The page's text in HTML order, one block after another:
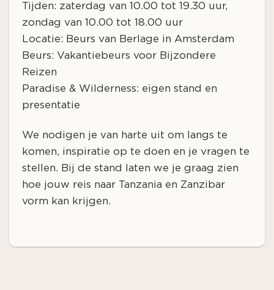
Tijden: zaterdag van 10.00 tot 19.30 uur,
zondag van 10.00 tot 18.00 uur
Locatie: Beurs van Berlage in Amsterdam
Beurs: Vakantiebeurs voor Bijzondere
Reizen
Paradise & Wilderness: eigen stand en
presentatie
We nodigen je van harte uit om langs te
komen, inspiratie op te doen en je vragen te
stellen. Bij de stand laten we je graag zien
hoe jouw reis naar Tanzania en Zanzibar
vorm kan krijgen.